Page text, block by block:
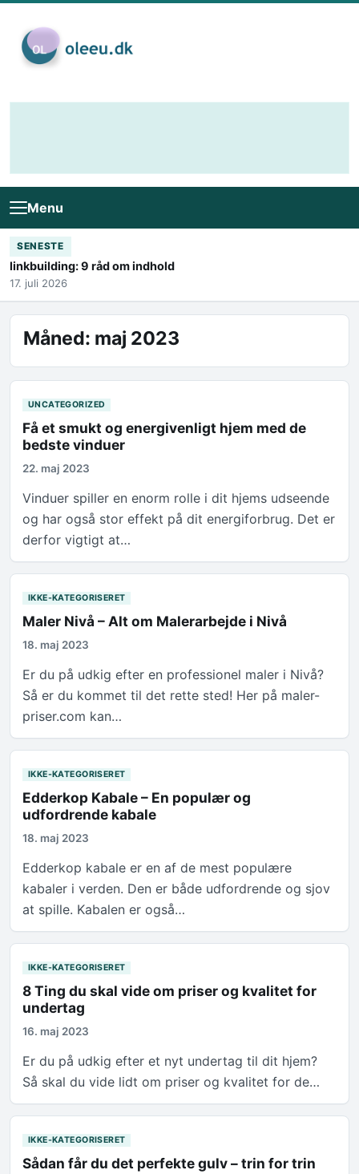
Menu
SENESTE
linkbuilding: 9 råd om indhold
17. juli 2026
Måned: maj 2023
UNCATEGORIZED
Få et smukt og energivenligt hjem med de
bedste vinduer
22. maj 2023
Vinduer spiller en enorm rolle i dit hjems udseende
og har også stor effekt på dit energiforbrug. Det er
derfor vigtigt at…
IKKE-KATEGORISERET
Maler Nivå – Alt om Malerarbejde i Nivå
18. maj 2023
Er du på udkig efter en professionel maler i Nivå?
Så er du kommet til det rette sted! Her på maler-
priser.com kan…
IKKE-KATEGORISERET
Edderkop Kabale – En populær og
udfordrende kabale
18. maj 2023
Edderkop kabale er en af de mest populære
kabaler i verden. Den er både udfordrende og sjov
at spille. Kabalen er også…
IKKE-KATEGORISERET
8 Ting du skal vide om priser og kvalitet for
undertag
16. maj 2023
Er du på udkig efter et nyt undertag til dit hjem?
Så skal du vide lidt om priser og kvalitet for de…
IKKE-KATEGORISERET
Sådan får du det perfekte gulv – trin for trin